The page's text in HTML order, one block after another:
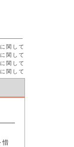
関して
関して
関して
関して
惜